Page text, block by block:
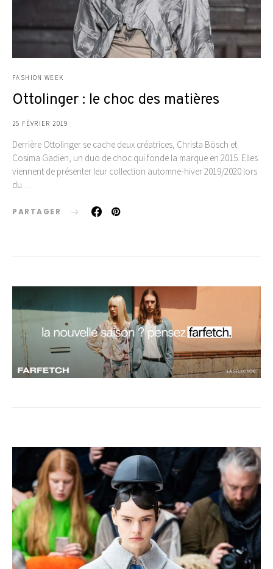
FASHION WEEK
Ottolinger : le choc des matières
25 FÉVRIER 2019
Derrière Ottolinger se cache deux créatrices, Christa Bösch et
Cosima Gadien, un duo de choc qui fonde la marque en 2015. Elles
viennent de présenter leur collection automne-hiver 2019/2020 lors
du…
PARTAGER